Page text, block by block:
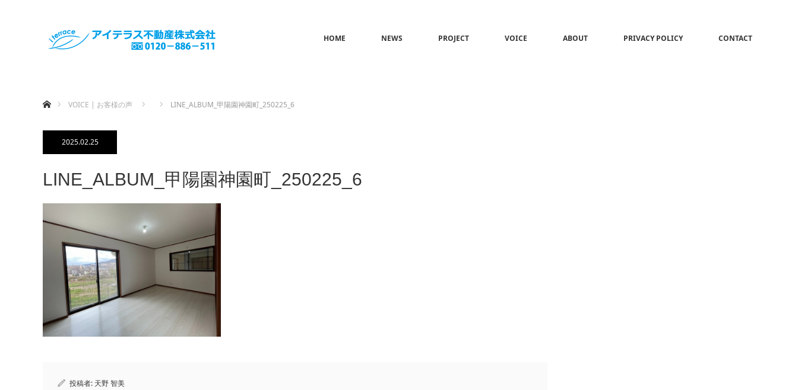
HOME NEWS PROJECT VOICE ABOUT PRIVACY POLICY CONTACT
VOICE | お客様の声
LINE_ALBUM_甲陽園神園町_250225_6
2025.02.25
LINE_ALBUM_甲陽園神園町_250225_6
投稿者: 天野 智美